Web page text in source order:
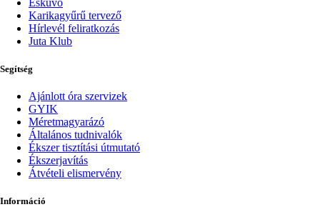
Karikagyűrű tervező
Hírlevél feliratkozás
Juta Klub
Segítség
Ajánlott óra szervizek
GYIK
Méretmagyarázó
Általános tudnivalók
Ékszer tisztítási útmutató
Ékszerjavítás
Átvételi elismervény
Információ